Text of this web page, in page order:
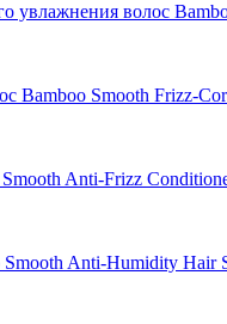
увлажнения волос
Bamboo Smooth Frizz-
Anti-Frizz
Anti-Humidity Hair